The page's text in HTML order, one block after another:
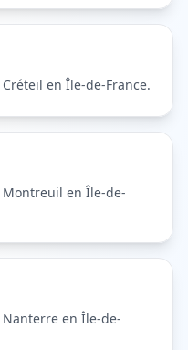
Créteil en Île-de-France.
Montreuil en Île-de-
Nanterre en Île-de-